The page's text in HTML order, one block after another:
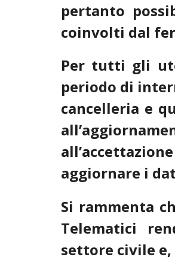
pertanto
coinvolti dal
Per tutti gli
periodo di
cancelleria e
aggiornare i
Si rammenta
Telematici
settore civile